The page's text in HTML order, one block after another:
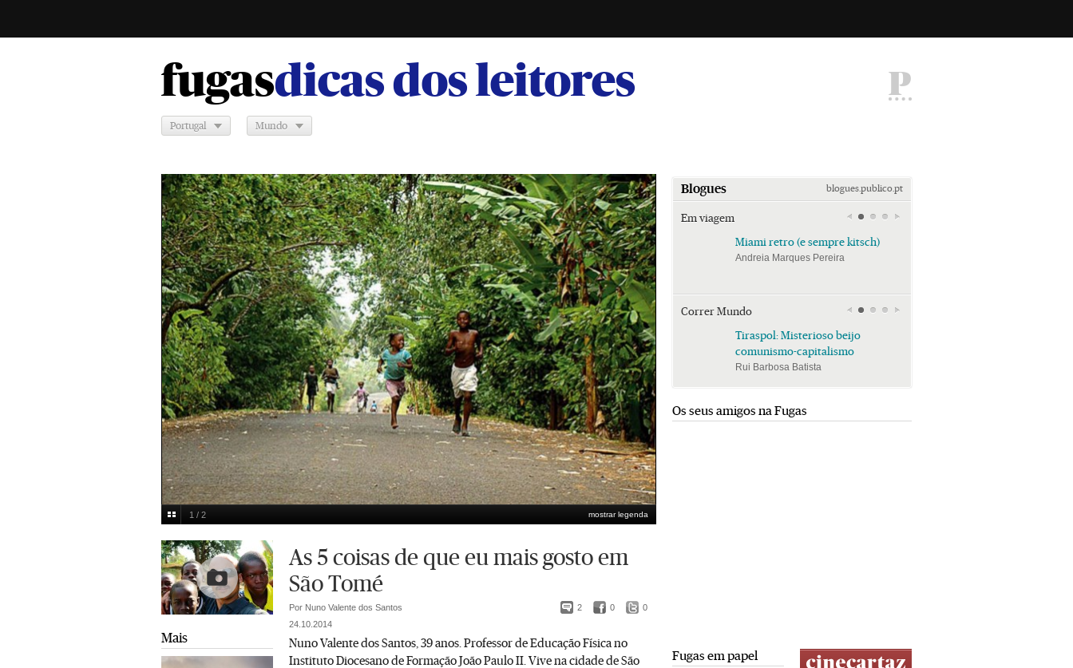
fugasdicas dos leitores P
Portugal Mundo
mostrar legenda
1 / 2
Multimedia
Mais
As 5 coisas de que eu mais gosto em
São Tomé
2 0 0
Por Nuno Valente dos Santos
24.10.2014
Nuno Valente dos Santos, 39 anos. Professor de Educação Física no
Instituto Diocesano de Formação João Paulo II. Vive na cidade de São
Blogues blogues.publico.pt
Em viagem
Miami retro (e sempre kitsch)
Andreia Marques Pereira
Correr Mundo
Tiraspol: Misterioso beijo
comunismo-capitalismo
Rui Barbosa Batista
Os seus amigos na Fugas
Fugas em papel